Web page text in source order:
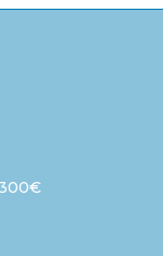
€.125,00 €.